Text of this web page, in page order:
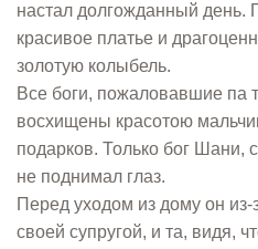
настал долгожданный день.
красивое платье и
золотую колыбель.
Все боги, пожаловавшие па
восхищены красотою
подарков. Только бог Шани,
не поднимал глаз.
Перед уходом из дому он из-
своей супругой, и та, видя,